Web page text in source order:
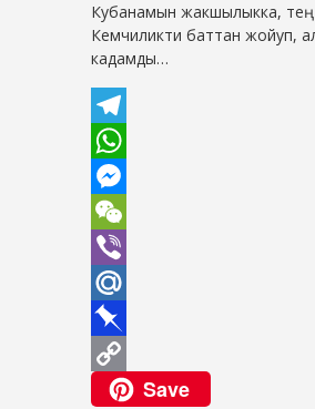
Кубанамын жакшылыкка, тең
Кемчиликти баттан жойуп,
кадамды…
Telegram
WhatsApp
Messenger
WeChat
Viber
Mail.Ru
Pinboard
Copy
Save